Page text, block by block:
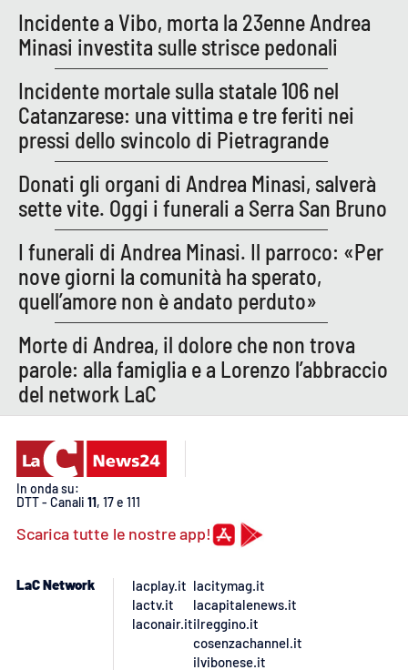
Incidente a Vibo, morta la 23enne Andrea
Minasi investita sulle strisce pedonali
Incidente mortale sulla statale 106 nel
Catanzarese: una vittima e tre feriti nei
pressi dello svincolo di Pietragrande
Donati gli organi di Andrea Minasi, salverà
sette vite. Oggi i funerali a Serra San Bruno
I funerali di Andrea Minasi. Il parroco: «Per
nove giorni la comunità ha sperato,
quell’amore non è andato perduto»
Morte di Andrea, il dolore che non trova
parole: alla famiglia e a Lorenzo l’abbraccio
del network LaC
In onda su:
DTT - Canali 11, 17 e 111
Scarica tutte le nostre app!
LaC Network
lacplay.it
lactv.it
laconair.it
lacitymag.it
lacapitalenews.it
ilreggino.it
cosenzachannel.it
ilvibonese.it